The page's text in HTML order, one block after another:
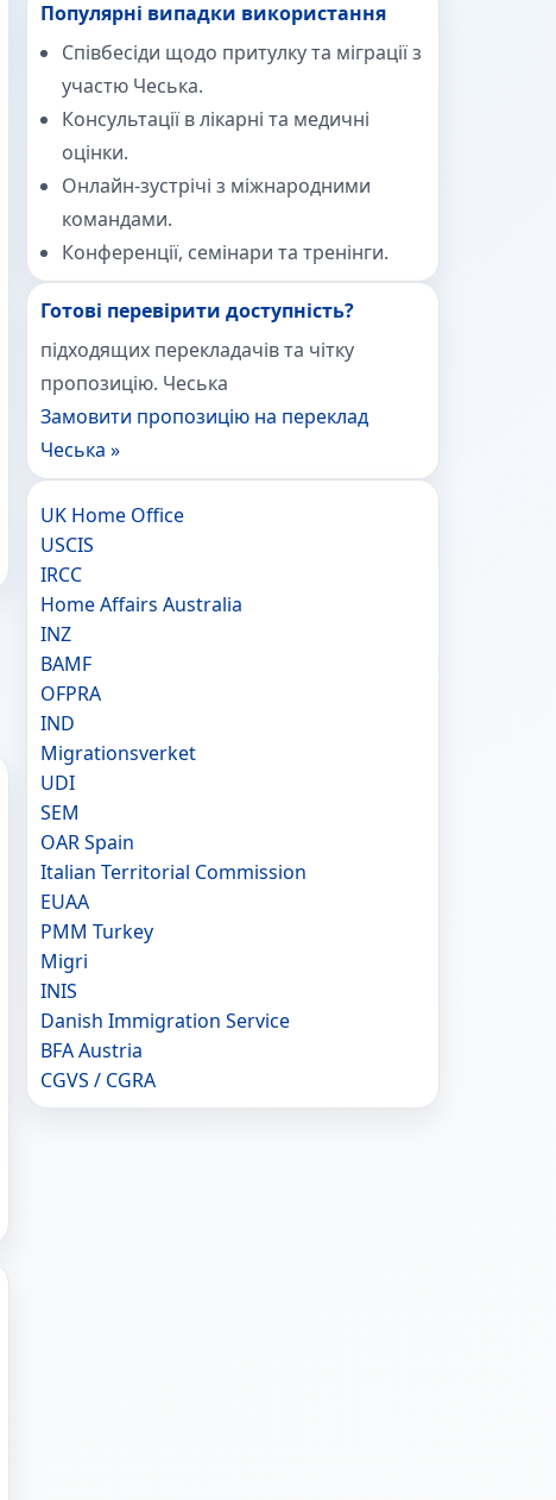
Популярні випадки використання
Співбесіди щодо притулку та міграції з
участю Чеська.
Консультації в лікарні та медичні
оцінки.
Онлайн-зустрічі з міжнародними
командами.
Конференції, семінари та тренінги.
Готові перевірити доступність?
підходящих перекладачів та чітку
пропозицію. Чеська
Замовити пропозицію на переклад
Чеська »
UK Home Office
USCIS
IRCC
Home Affairs Australia
INZ
BAMF
OFPRA
IND
Migrationsverket
UDI
SEM
OAR Spain
Italian Territorial Commission
EUAA
PMM Turkey
Migri
INIS
Danish Immigration Service
BFA Austria
CGVS / CGRA